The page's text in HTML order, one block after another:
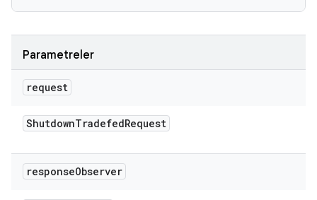
Parametreler
request
ShutdownTradefedRequest
responseObserver